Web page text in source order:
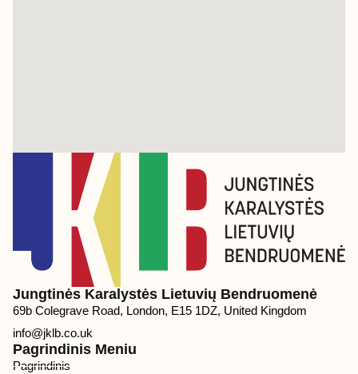
Jungtinės Karalystės Lietuvių Bendruomenė
69b Colegrave Road, London, E15 1DZ, United Kingdom
info@jklb.co.uk
Pagrindinis Meniu
Pagrindinis